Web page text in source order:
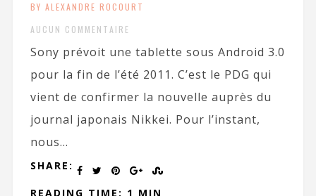
BY ALEXANDRE ROCOURT
AUCUN COMMENTAIRE
Sony prévoit une tablette sous Android 3.0
pour la fin de l’été 2011. C’est le PDG qui
vient de confirmer la nouvelle auprès du
journal japonais Nikkei. Pour l’instant,
nous...
SHARE:
READING TIME: 1 MIN